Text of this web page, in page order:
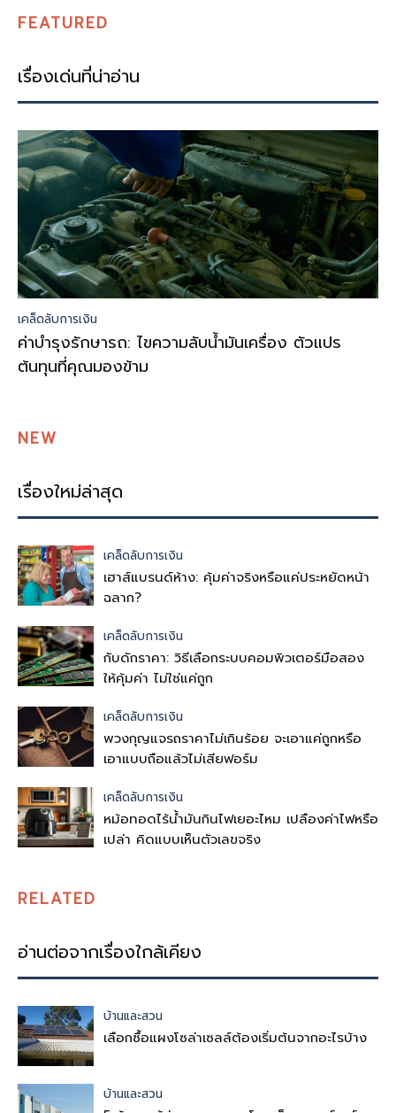
FEATURED
เรื่องเด่นที่น่าอ่าน
เคล็ดลับการเงิน
ค่าบำรุงรักษารถ: ไขความลับน้ำมันเครื่อง ตัวแปร
ต้นทุนที่คุณมองข้าม
NEW
เรื่องใหม่ล่าสุด
เคล็ดลับการเงิน
เฮาส์แบรนด์ห้าง: คุ้มค่าจริงหรือแค่ประหยัดหน้า
ฉลาก?
เคล็ดลับการเงิน
กับดักราคา: วิธีเลือกระบบคอมพิวเตอร์มือสอง
ให้คุ้มค่า ไม่ใช่แค่ถูก
เคล็ดลับการเงิน
พวงกุญแจรถราคาไม่เกินร้อย จะเอาแค่ถูกหรือ
เอาแบบถือแล้วไม่เสียฟอร์ม
เคล็ดลับการเงิน
หม้อทอดไร้น้ำมันกินไฟเยอะไหม เปลืองค่าไฟหรือ
เปล่า คิดแบบเห็นตัวเลขจริง
RELATED
อ่านต่อจากเรื่องใกล้เคียง
บ้านและสวน
เลือกซื้อแผงโซล่าเซลล์ต้องเริ่มต้นจากอะไรบ้าง
บ้านและสวน